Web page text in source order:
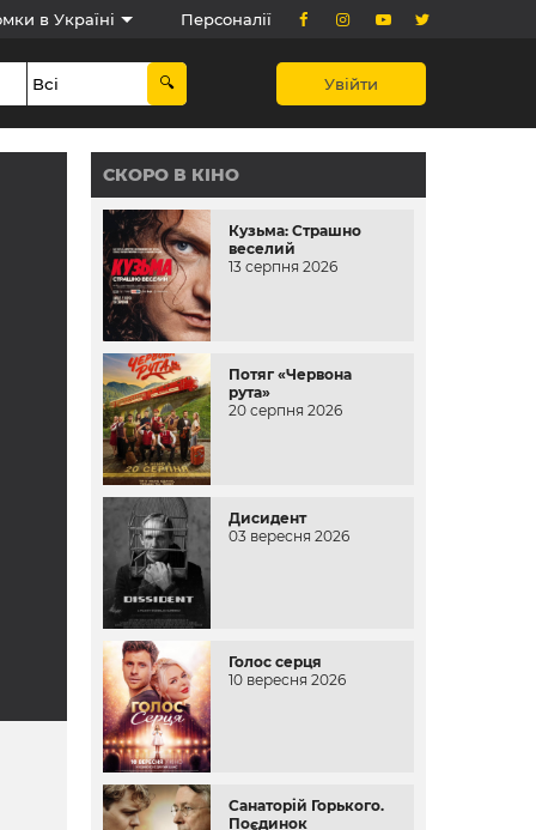
в Україні Персоналії
Увійти
СКОРО В КІНО
Кузьма: Страшно
веселий
13 серпня 2026
Потяг «Червона
рута»
20 серпня 2026
Дисидент
03 вересня 2026
Голос серця
10 вересня 2026
Санаторій Горького.
Поєдинок